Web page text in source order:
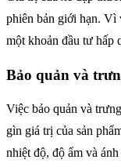
phiên bản giới hạn. Vì
một khoản đầu tư hấp
Bảo quản và
Việc bảo quản và
gìn giá trị của sản
nhiệt độ, độ ẩm và ánh